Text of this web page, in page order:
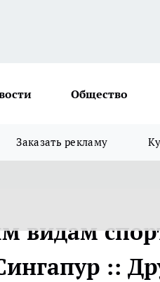
Общество
Заказать рекламу
::